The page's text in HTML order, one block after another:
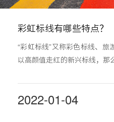
彩虹标线有哪些特点？
“彩虹标线”又称彩色标线、旅
以高颜值走红的新兴标线，那
附着力强、速干、耐磨性好等
2022-01-04